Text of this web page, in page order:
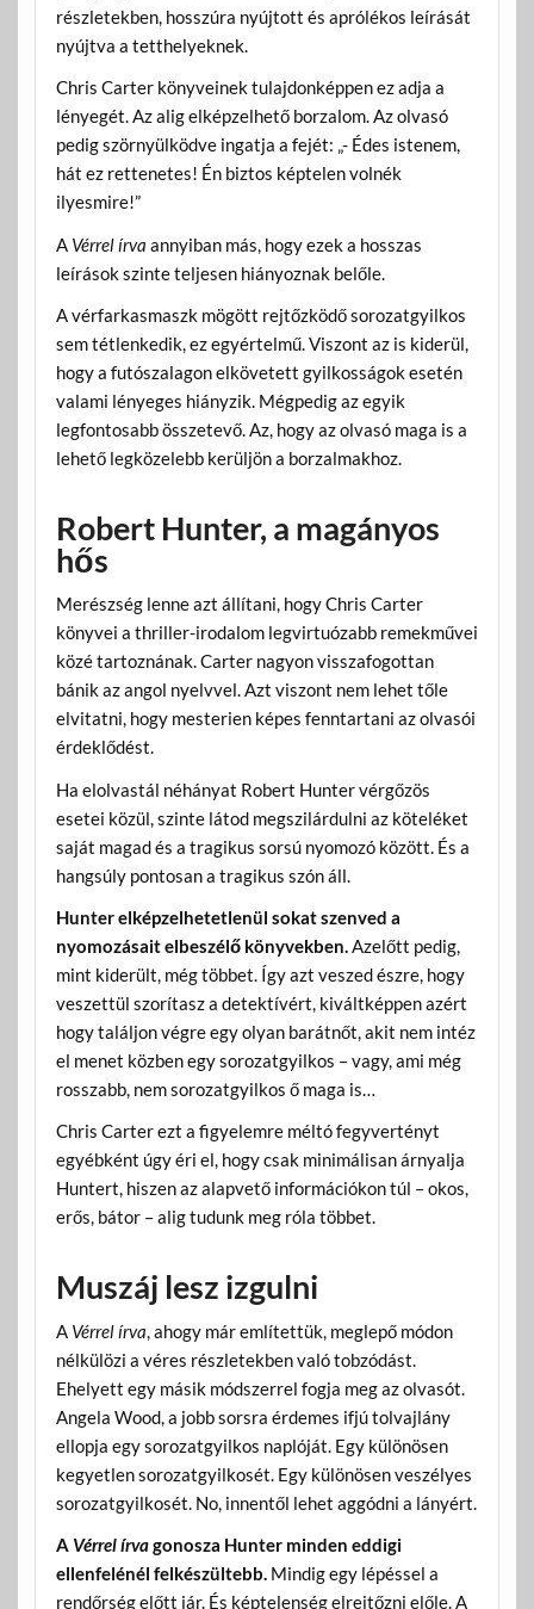
részletekben, hosszúra nyújtott és aprólékos leírását
nyújtva a tetthelyeknek.
Chris Carter könyveinek tulajdonképpen ez adja a
lényegét. Az alig elképzelhető borzalom. Az olvasó
pedig szörnyülködve ingatja a fejét: „- Édes istenem,
hát ez rettenetes! Én biztos képtelen volnék
ilyesmire!”
A Vérrel írva annyiban más, hogy ezek a hosszas
leírások szinte teljesen hiányoznak belőle.
A vérfarkasmaszk mögött rejtőzködő sorozatgyilkos
sem tétlenkedik, ez egyértelmű. Viszont az is kiderül,
hogy a futószalagon elkövetett gyilkosságok esetén
valami lényeges hiányzik. Mégpedig az egyik
legfontosabb összetevő. Az, hogy az olvasó maga is a
lehető legközelebb kerüljön a borzalmakhoz.
Robert Hunter, a magányos
hős
Merészség lenne azt állítani, hogy Chris Carter
könyvei a thriller-irodalom legvirtuózabb remekművei
közé tartoznának. Carter nagyon visszafogottan
bánik az angol nyelvvel. Azt viszont nem lehet tőle
elvitatni, hogy mesterien képes fenntartani az olvasói
érdeklődést.
Ha elolvastál néhányat Robert Hunter vérgőzös
esetei közül, szinte látod megszilárdulni az köteléket
saját magad és a tragikus sorsú nyomozó között. És a
hangsúly pontosan a tragikus szón áll.
Hunter elképzelhetetlenül sokat szenved a
nyomozásait elbeszélő könyvekben.Azelőtt pedig,
mint kiderült, még többet. Így azt veszed észre, hogy
veszettül szorítasz a detektívért, kiváltképpen azért
hogy találjon végre egy olyan barátnőt, akit nem intéz
el menet közben egy sorozatgyilkos – vagy, ami még
rosszabb, nem sorozatgyilkos ő maga is…
Chris Carter ezt a figyelemre méltó fegyvertényt
egyébként úgy éri el, hogy csak minimálisan árnyalja
Huntert, hiszen az alapvető információkon túl – okos,
erős, bátor – alig tudunk meg róla többet.
Muszáj lesz izgulni
A Vérrel írva, ahogy már említettük, meglepő módon
nélkülözi a véres részletekben való tobzódást.
Ehelyett egy másik módszerrel fogja meg az olvasót.
Angela Wood, a jobb sorsra érdemes ifjú tolvajlány
ellopja egy sorozatgyilkos naplóját. Egy különösen
kegyetlen sorozatgyilkosét. Egy különösen veszélyes
sorozatgyilkosét. No, innentől lehet aggódni a lányért.
A Vérrel írvagonosza Hunter minden eddigi
ellenfelénél felkészültebb.Mindig egy lépéssel a
rendőrség előtt jár. És képtelenség elrejtőzni előle. A